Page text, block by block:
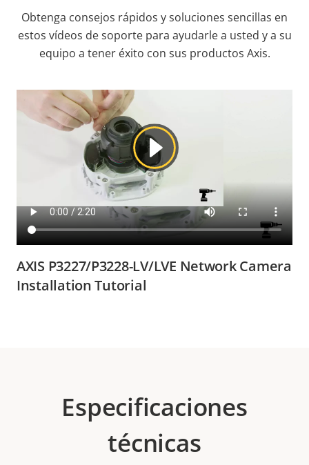
Obtenga consejos rápidos y soluciones sencillas en
estos vídeos de soporte para ayudarle a usted y a su
equipo a tener éxito con sus productos Axis.
AXIS P3227/P3228-LV/LVE Network Camera
Installation Tutorial
Especificaciones
técnicas